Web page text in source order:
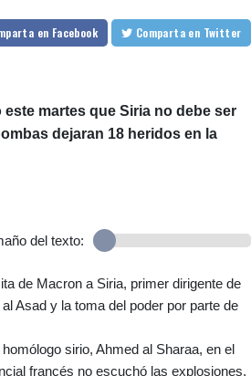
en Facebook Comparta en Twitter
martes que Siria no debe ser
dejaran 18 heridos en la
del texto:
de Macron a Siria, primer dirigente de
Asad y la toma del poder por parte de
sirio, Ahmed al Sharaa, en el
francés no escuchó las explosiones,